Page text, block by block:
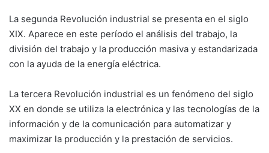
La segunda Revolución industrial se presenta en el siglo
XIX. Aparece en este período el análisis del trabajo, la
división del trabajo y la producción masiva y estandarizada
con la ayuda de la energía eléctrica.
La tercera Revolución industrial es un fenómeno del siglo
XX en donde se utiliza la electrónica y las tecnologías de la
información y de la comunicación para automatizar y
maximizar la producción y la prestación de servicios.